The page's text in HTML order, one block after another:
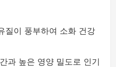
질이 풍부하여 소화 건강
과 높은 영양 밀도로 인기